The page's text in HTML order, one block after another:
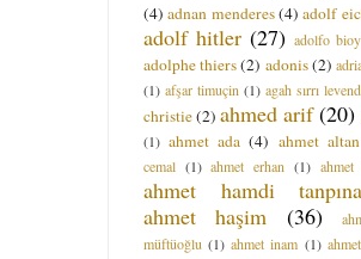
(4) adnan menderes(4) adolf
adolf hitler (27) adolfo bioy
adolphe thiers(2) adonis(2)
(1) afşar timuçin (1) agah sırrı levend
christie(2) ahmed arif (20)
(1) ahmet ada (4) ahmet altan
cemal (1) ahmet erhan (1) ahmet
ahmet hamdi
ahmet haşim
(36)
müftüoğlu (1) ahmet inam (1)